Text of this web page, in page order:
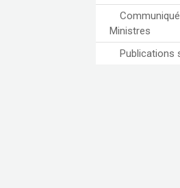
Ministres
Publications